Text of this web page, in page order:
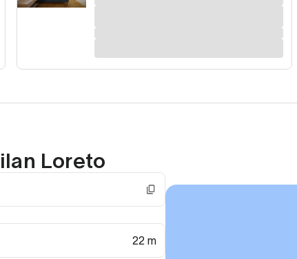
Loreto
22 m